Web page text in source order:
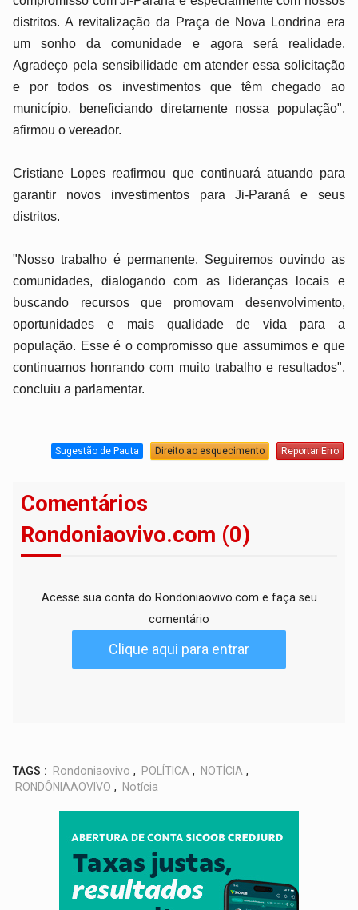
distritos. A revitalização da Praça de Nova Londrina era
um sonho da comunidade e agora será realidade.
Agradeço pela sensibilidade em atender essa solicitação
e por todos os investimentos que têm chegado ao
município, beneficiando diretamente nossa população",
afirmou o vereador.
Cristiane Lopes reafirmou que continuará atuando para
garantir novos investimentos para Ji-Paraná e seus
distritos.
"Nosso trabalho é permanente. Seguiremos ouvindo as
comunidades, dialogando com as lideranças locais e
buscando recursos que promovam desenvolvimento,
oportunidades e mais qualidade de vida para a
população. Esse é o compromisso que assumimos e que
continuamos honrando com muito trabalho e resultados",
concluiu a parlamentar.
Sugestão de Pauta Direito ao esquecimento Reportar Erro
Comentários
Rondoniaovivo.com (0)
Acesse sua conta do Rondoniaovivo.com e faça seu
comentário
Clique aqui para entrar
TAGS : Rondoniaovivo , POLÍTICA , NOTÍCIA ,
RONDÔNIAAOVIVO , Notícia